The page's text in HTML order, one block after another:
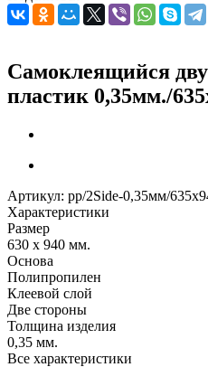
Самоклеящийся
пластик 0,35мм./
Артикул: pp/2Side-0,35мм/
Характеристики
Размер
630 х 940 мм.
Основа
Полипропилен
Клеевой слой
Две стороны
Толщина изделия
0,35 мм.
Все характеристики